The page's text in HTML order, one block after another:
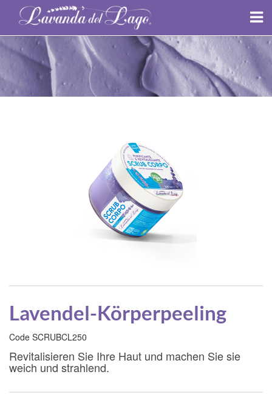
Lavendel-Körperpeeling
Code SCRUBCL250
Revitalisieren Sie Ihre Haut und machen Sie sie
weich und strahlend.